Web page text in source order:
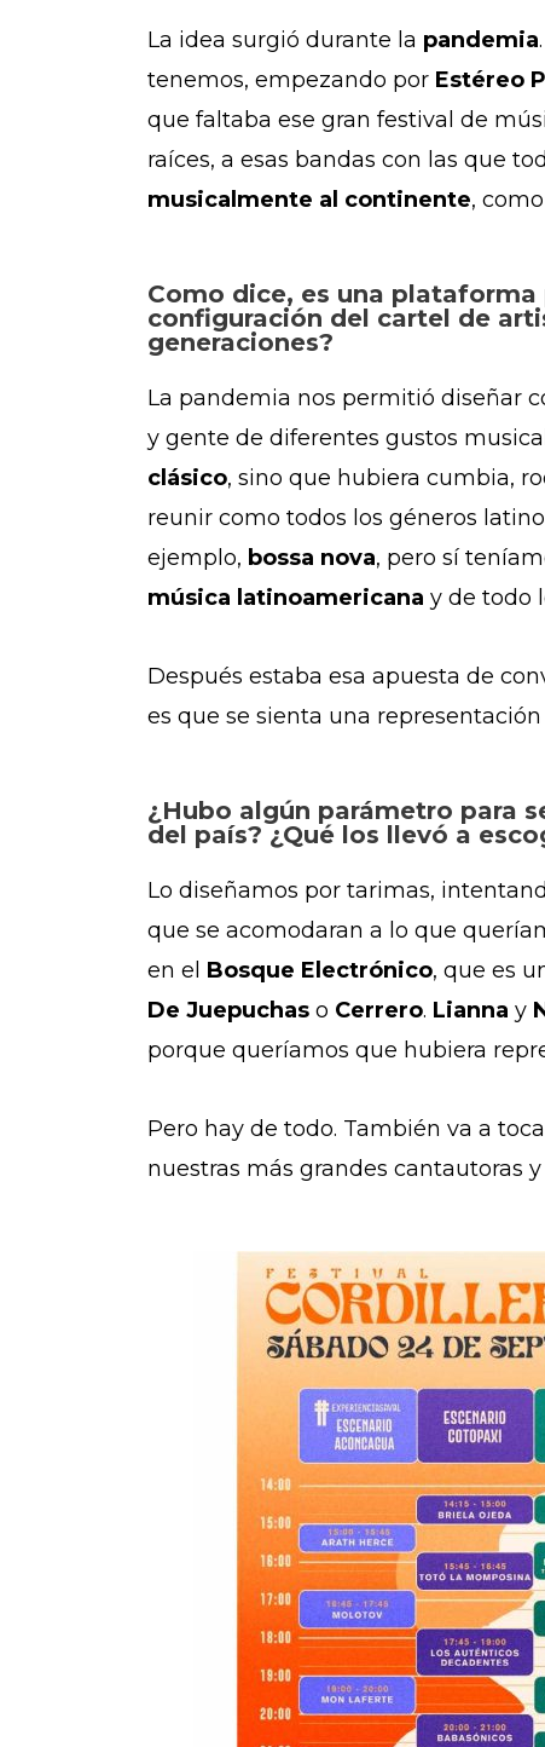
La idea surgió durante la pandemia
tenemos, empezando por Estéreo
que faltaba ese gran festival de
raíces, a esas bandas con las que
musicalmente al continente,
Como dice, es una
configuración del cartel de
generaciones?
La pandemia nos permitió diseñar
y gente de diferentes gustos
clásico, sino que hubiera cumbia,
reunir como todos los géneros
ejemplo, bossa nova, pero sí
música latinoamericana y de todo
Después estaba esa apuesta de
es que se sienta una
¿Hubo algún parámetro para
del país? ¿Qué los llevó a
Lo diseñamos por tarimas,
que se acomodaran a lo que
en el Bosque Electrónico, que es
De Juepuchas o Cerrero. Lianna y
porque queríamos que hubiera
Pero hay de todo. También va a
nuestras más grandes cantautoras